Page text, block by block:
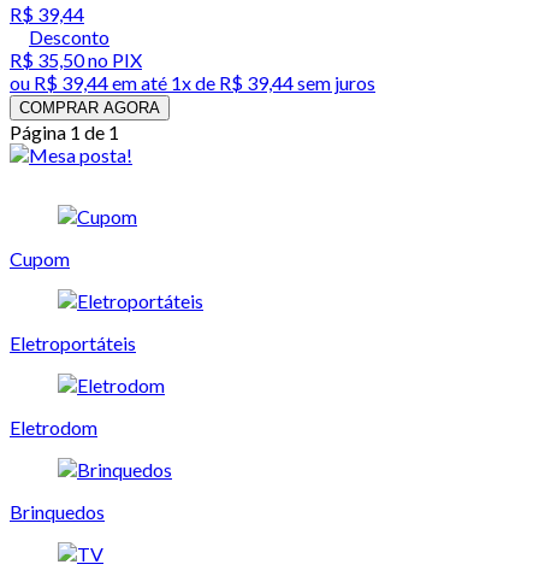
R$ 39,44
Desconto
R$ 35,50no PIX
ou R$ 39,44em até 1x de R$ 39,44sem juros
COMPRAR AGORA
Página 1 de 1
Cupom
Eletroportáteis
Eletrodom
Brinquedos